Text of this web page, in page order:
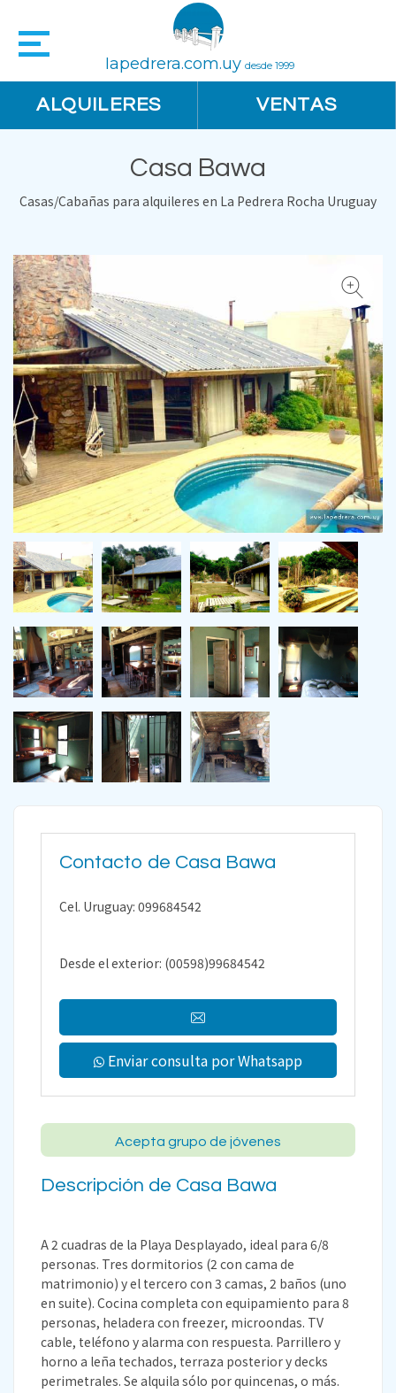
lapedrera.com.uy desde 1999
ALQUILERES VENTAS
Casa Bawa
Casas/Cabañas para alquileres en La Pedrera Rocha Uruguay
Contacto de Casa Bawa
Cel. Uruguay: 099684542
Desde el exterior: (00598)99684542
Enviar consulta por Whatsapp
Acepta grupo de jóvenes
Descripción de Casa Bawa
A 2 cuadras de la Playa Desplayado, ideal para 6/8
personas. Tres dormitorios (2 con cama de
matrimonio) y el tercero con 3 camas, 2 baños (uno
en suite). Cocina completa con equipamiento para 8
personas, heladera con freezer, microondas. TV
cable, teléfono y alarma con respuesta. Parrillero y
horno a leña techados, terraza posterior y decks
perimetrales. Se alquila sólo por quincenas, o más.